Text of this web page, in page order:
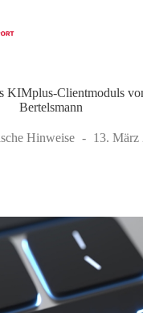
KIMplus-Clientmoduls
Bertelsmann
Hinweise 13. März